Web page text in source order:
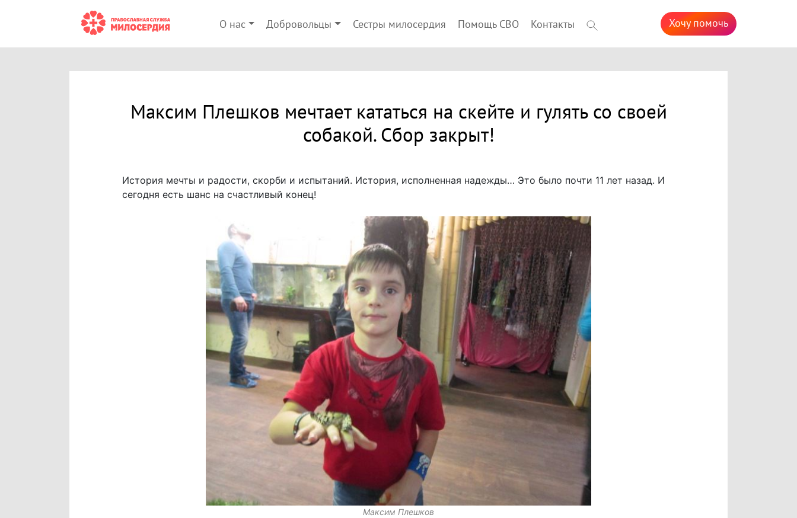
О нас Добровольцы Сестры милосердия Помощь СВО Контакты Хочу помочь
Максим Плешков мечтает кататься на скейте и гулять со своей
собакой. Сбор закрыт!
История мечты и радости, скорби и испытаний. История, исполненная надежды… Это было почти 11 лет назад. И
сегодня есть шанс на счастливый конец!
Максим Плешков